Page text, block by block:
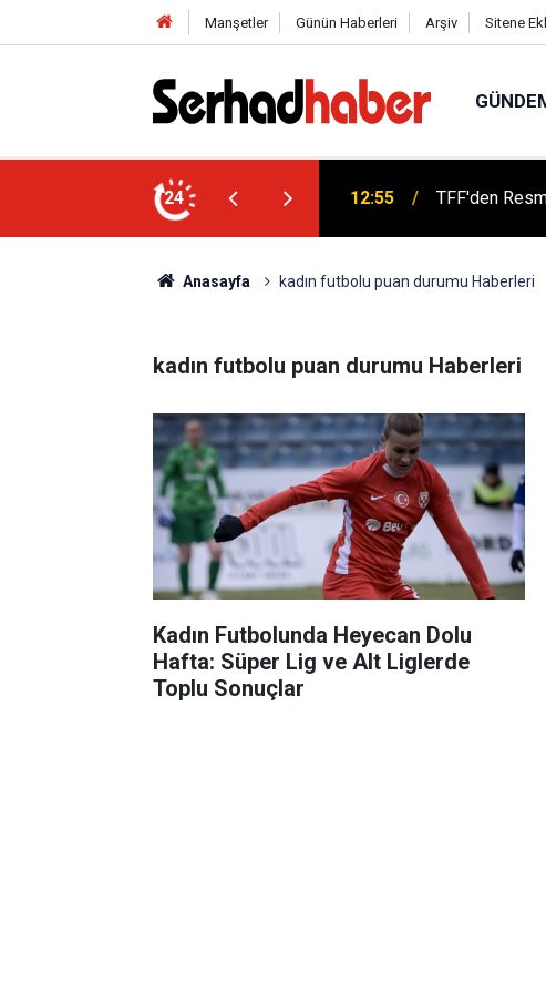
Manşetler Günün Haberleri Arşiv Sitene
24
Aslan Genel Başkan Yardımcısı Oldu 12:55 TFF'den
Anasayfa kadın futbolu puan durumu Haberleri
kadın futbolu puan durumu Haberleri
Kadın Futbolunda Heyecan Dolu
Hafta: Süper Lig ve Alt Liglerde
Toplu Sonuçlar